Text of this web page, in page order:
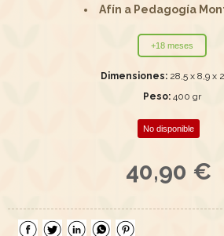
Afín a Pedagogía
+18 meses
Dimensiones: 28,5 x 8,9 x
Peso: 400 gr
No disponible
40,90 €